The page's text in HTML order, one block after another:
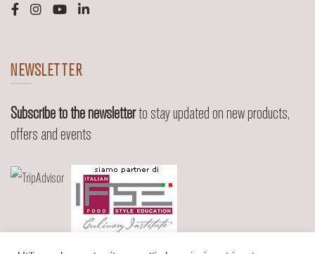
NEWSLETTER
Subscribe to the newsletterto stay updated on new products,
offers and events